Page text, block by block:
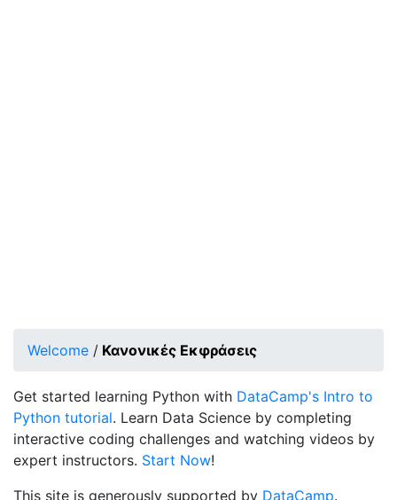
Welcome / Κανονικές Εκφράσεις
Get started learning Python with DataCamp's Intro to
Python tutorial. Learn Data Science by completing
interactive coding challenges and watching videos by
expert instructors. Start Now!
This site is generously supported by DataCamp.